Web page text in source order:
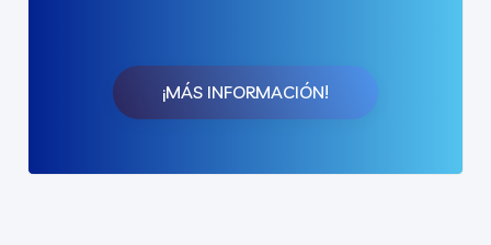
¡MÁS INFORMACIÓN!